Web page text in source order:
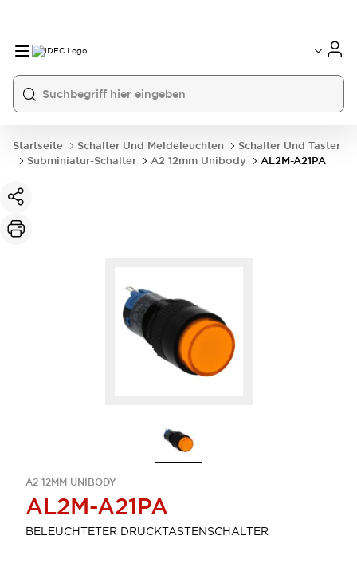
Startseite Schalter Und Meldeleuchten
Schalter Und Taster
Subminiatur-Schalter
A2 12mm Unibody AL2M-A21PA
A2 12MM UNIBODY
AL2M-A21PA
BELEUCHTETER DRUCKTASTENSCHALTER